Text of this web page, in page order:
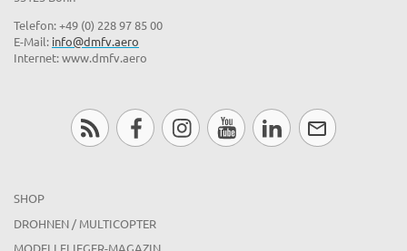
Telefon: +49 (0) 228 97 85 00
E-Mail: info@dmfv.aero
Internet: www.dmfv.aero
SHOP
DROHNEN / MULTICOPTER